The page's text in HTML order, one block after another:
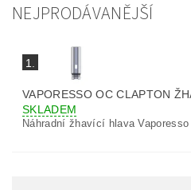
NEJPRODÁVANĚJŠÍ
1.
VAPORESSO OC CLAPTON
SKLADEM
Náhradní žhavící hlava